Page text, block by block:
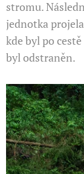
stromu.
jednotka
kde byl po
byl odstraněn.